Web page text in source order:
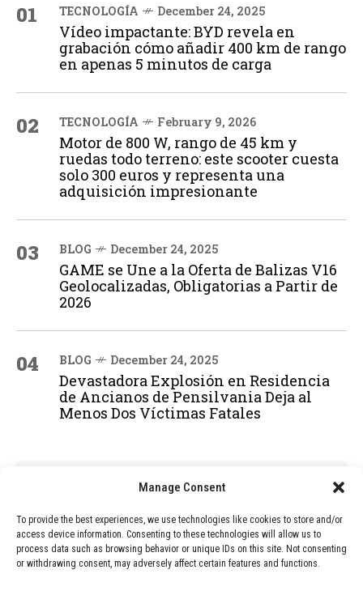
Manage Consent
To provide the best experiences, we use technologies like cookies to store and/or
access device information. Consenting to these technologies will allow us to
process data such as browsing behavior or unique IDs on this site. Not consenting
or withdrawing consent, may adversely affect certain features and functions.
01 TECNOLOGÍA December 24, 2025
Vídeo impactante: BYD revela en
grabación cómo añadir 400 km de rango
en apenas 5 minutos de carga
02 TECNOLOGÍA February 9, 2026
Motor de 800 W, rango de 45 km y
ruedas todo terreno: este scooter cuesta
solo 300 euros y representa una
adquisición impresionante
03 BLOG December 24, 2025
GAME se Une a la Oferta de Balizas V16
Geolocalizadas, Obligatorias a Partir de
2026
04 BLOG December 24, 2025
Devastadora Explosión en Residencia
de Ancianos de Pensilvania Deja al
Menos Dos Víctimas Fatales